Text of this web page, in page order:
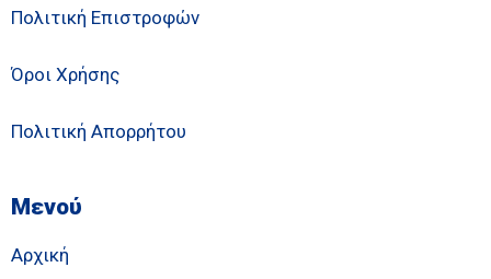
Πολιτική Επιστροφών
Όροι Χρήσης
Πολιτική Απορρήτου
Μενού
Αρχική